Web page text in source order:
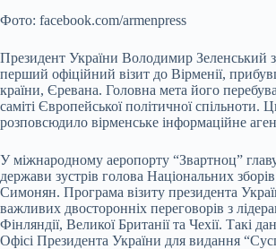
Фото: facebook.com/armenpress
Президент України Володимир Зеленський
перший офіційний візит до Вірменії,
країни, Єревана. Головна мета його
саміті Європейської політичної спільноти.
розповсюдило вірменське інформаційне
У міжнародному аеропорту “Звартноц” главу
держави зустрів голова Національних
Симонян. Програма візиту президента
важливих двосторонніх переговорів з
Фінляндії, Великої Британії та Чехії. Такі
Офісі Президента України для видання